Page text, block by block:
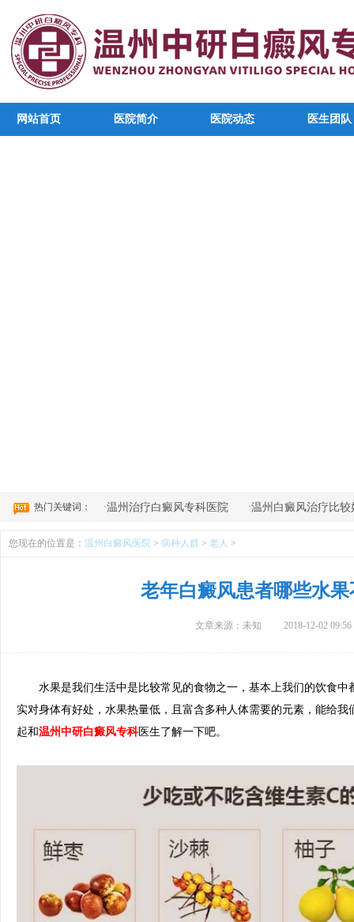
网站首页 医院简介 医院动态 医生团队
热门关键词： ·温州治疗白癜风专科医院 ·温州白癜风治疗比较
您现在的位置是： 温州白癜风医院 > 病种人群 > 老人 >
老年白癜风患者哪些水果
文章来源：未知 2018-12-02 09:56
水果是我们生活中是比较常见的食物之一，基本上我们的饮食中
实对身体有好处，水果热量低，且富含多种人体需要的元素，能给
起和温州中研白癜风专科 医生了解一下吧。